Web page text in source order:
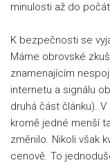
minulosti až do
K bezpečnosti se
Máme obrovské
znamenajícím
internetu a signálu
druhá část článku).
kromě jedné menší
změnilo. Nikoli však
cenově. To